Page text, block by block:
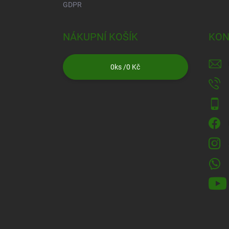
GDPR
NÁKUPNÍ KOŠÍK
0ks /0 Kč